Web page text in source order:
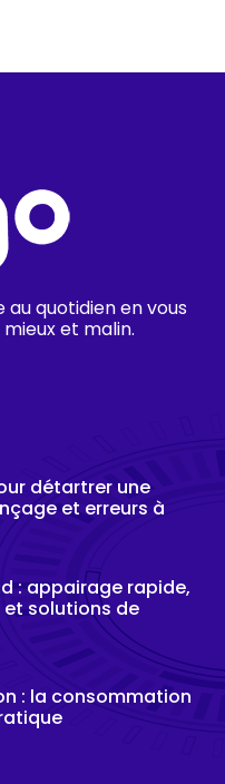
au quotidien en vous
et malin.
détartrer une
et erreurs à
: appairage rapide,
solutions de
: la consommation